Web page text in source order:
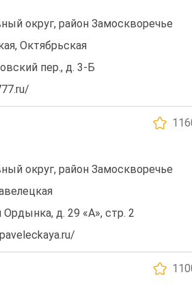
округ, район Замоскворечье
Октябрьская
пер., д. 3-Б
округ, район Замоскворечье
д. 29 «А», стр. 2